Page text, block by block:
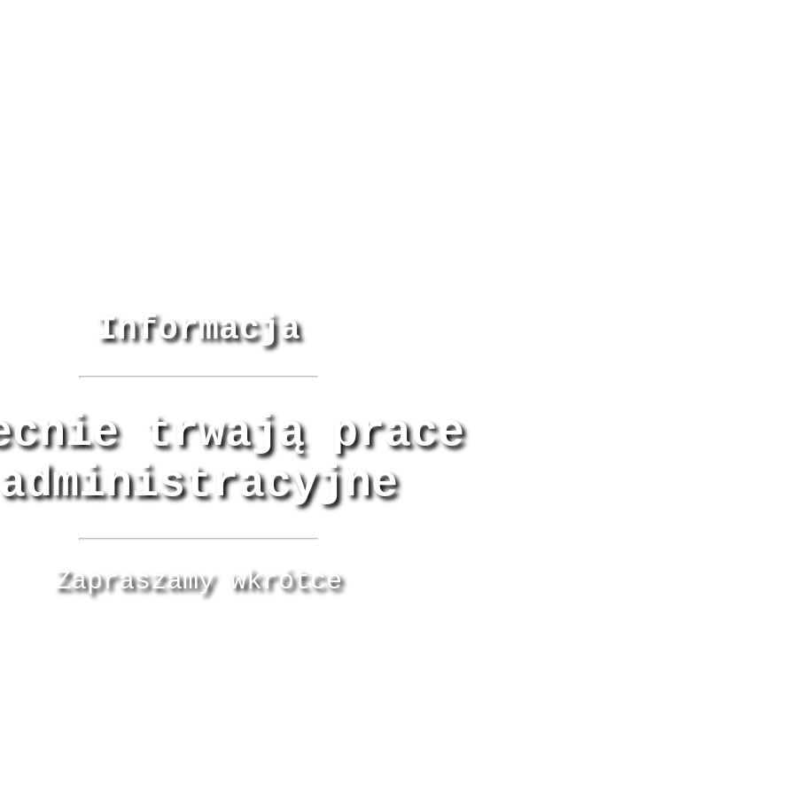
Informacja
trwają prace
administracyjne
Zapraszamy wkrótce